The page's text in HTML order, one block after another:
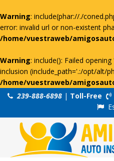
Warning: include(phar://./
error: invalid url or non-existent
/home/vuestraweb/
Warning: include(): Failed
inclusion (include_path='.:/opt/alt/
/home/vuestraweb/
239-888-6898 | Toll-Free